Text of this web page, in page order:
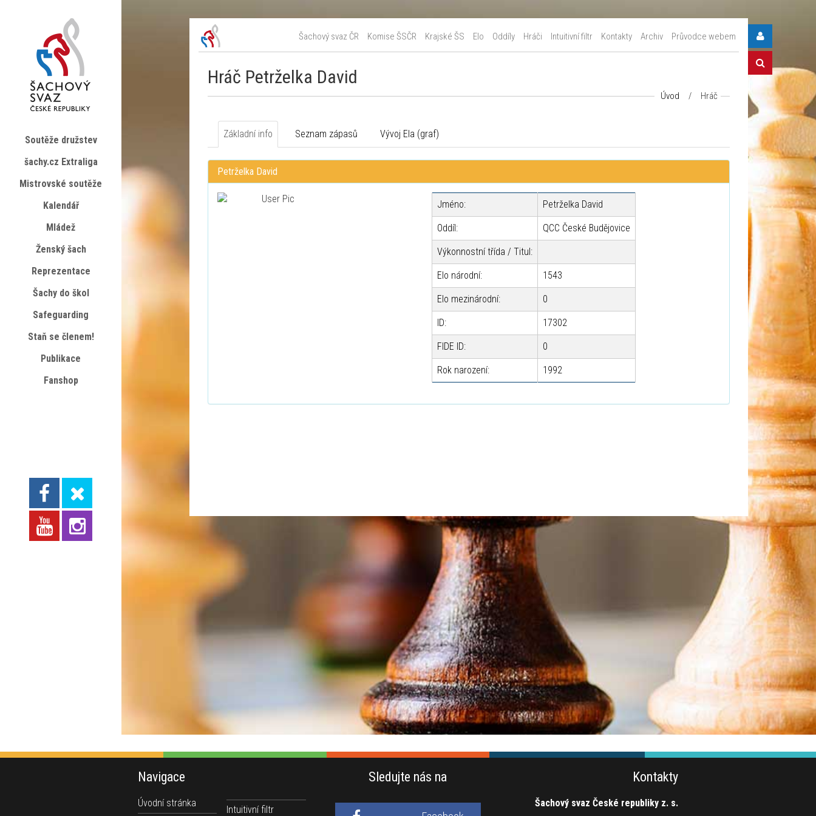
Šachový svaz ČR Komise ŠSČR Krajské ŠS Elo Oddíly Hráči Intuitivní filtr Kontakty Archiv Průvodce webem
Hráč Petrželka David
Úvod / Hráč
Základní info Seznam zápasů Vývoj Ela (graf)
Petrželka David
Jméno: Petrželka David
Oddíl: QCC České Budějovice
Výkonnostní třída / Titul:
Elo národní: 1543
Elo mezinárodní: 0
ID: 17302
FIDE ID: 0
Rok narození: 1992
Soutěže družstev
šachy.cz Extraliga
Mistrovské soutěže
Kalendář
Mládež
Ženský šach
Reprezentace
Šachy do škol
Safeguarding
Staň se členem!
Publikace
Fanshop
Navigace
Úvodní stránka
Intuitivní filtr
Sledujte nás na Kontakty
Šachový svaz České republiky z. s.